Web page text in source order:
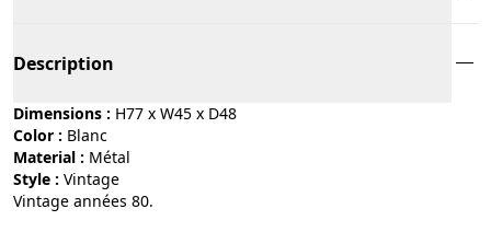
Description
Dimensions : H77 x W45 x D48
Color :
blanc
Material :
métal
Style :
vintage
Vintage années 80.